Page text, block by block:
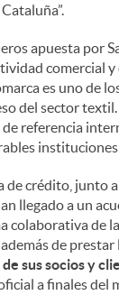
apuesta por
comercial y
es uno de
del sector
referencia
de crédito, junto
llegado a un
colaborativa de
de
sus socios y
a finales del